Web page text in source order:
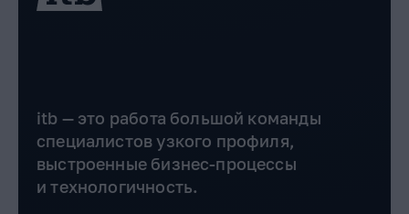
itb — это работа большой команды
специалистов узкого профиля,
выстроенные бизнес-процессы
и технологичность.